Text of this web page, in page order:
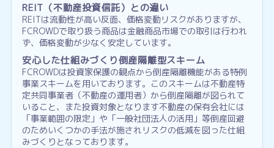
REIT（不動産投資信託）との違い
REITは流動性が高い反面、価格変動リスクがありますが、
FCROWDで取り扱う商品は金融商品市場での取引は行われ
ず、価格変動が少なく安定しています。
安心した仕組みづくり倒産隔離型スキーム
FCROWDは投資家保護の観点から倒産隔離機能がある特例
事業スキームを用いております。このスキームは不動産特
定共同事業者（不動産の運用者）から倒産隔離が図られて
いること、また投資対象となります不動産の保有会社には
「事業範囲の限定」や「一般社団法人の活用」等倒産回避
のためいくつかの手法が施されリスクの低減を図った仕組
みづくりとなっております。